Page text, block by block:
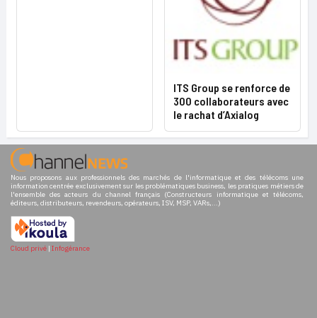
ITS Group se renforce de
300 collaborateurs avec
le rachat d’Axialog
Nous proposons aux professionnels des marchés de l'informatique et des télécoms une
information centrée exclusivement sur les problématiques business, les pratiques métiers de
l'ensemble des acteurs du channel français (Constructeurs informatique et télécoms,
éditeurs, distributeurs, revendeurs, opérateurs, ISV, MSP, VARs,...)
Cloud privé | Infogérance